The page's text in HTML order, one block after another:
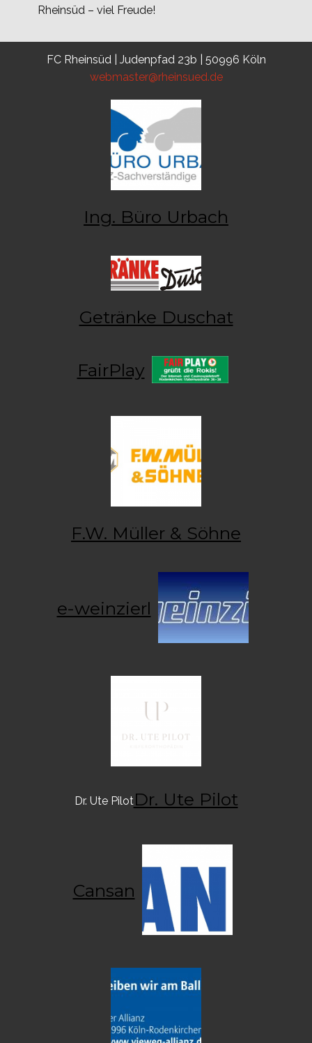
Rheinsüd – viel Freude!
FC Rheinsüd | Judenpfad 23b | 50996 Köln
webmaster@rheinsued.de
Ing. Büro Urbach
Getränke Duschat
FairPlay
F.W. Müller & Söhne
e-weinzierl
Dr. Ute Pilot
Dr. Ute Pilot
Cansan